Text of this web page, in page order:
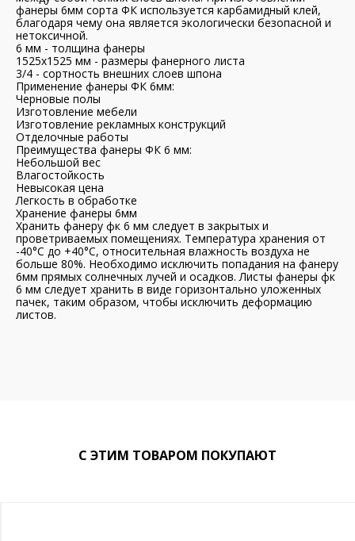
фанеры 6мм сорта ФК используется карбамидный клей,
благодаря чему она является экологически безопасной и
нетоксичной.
6 мм - толщина фанеры
1525х1525 мм - размеры фанерного листа
3/4 - сортность внешних слоев шпона
Применение фанеры ФК 6мм:
Черновые полы
Изготовление мебели
Изготовление рекламных конструкций
Отделочные работы
Преимущества фанеры ФК 6 мм:
Небольшой вес
Влагостойкость
Невысокая цена
Легкость в обработке
Хранение фанеры 6мм
Хранить фанеру фк 6 мм следует в закрытых и
проветриваемых помещениях. Температура хранения от
-40°С до +40°С, относительная влажность воздуха не
больше 80%. Необходимо исключить попадания на фанеру
6мм прямых солнечных лучей и осадков. Листы фанеры фк
6 мм следует хранить в виде горизонтально уложенных
пачек, таким образом, чтобы исключить деформацию
листов.
С ЭТИМ ТОВАРОМ ПОКУПАЮТ